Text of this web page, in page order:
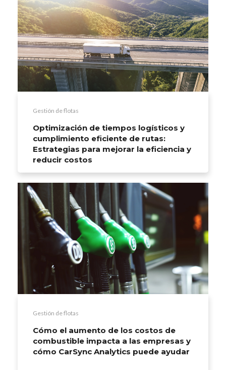
Gestión de flotas
Optimización de tiempos logísticos y
cumplimiento eficiente de rutas:
Estrategias para mejorar la eficiencia y
reducir costos
Gestión de flotas
Cómo el aumento de los costos de
combustible impacta a las empresas y
cómo CarSync Analytics puede ayudar